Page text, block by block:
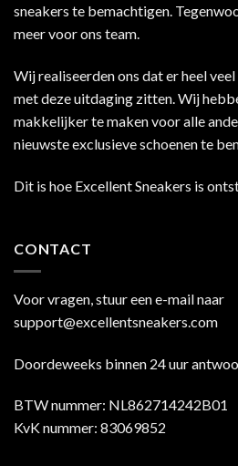
sneakers te bemachtigen.
meer voor ons team.
Wij realiseerden ons dat er heel veel
met deze uitdaging zitten. Wij
makkelijker te maken voor alle
nieuwste exclusieve schoenen te
Dit is hoe Excellent Sneakers is
CONTACT
Voor vragen, stuur een e-mail naar
support@excellentsneakers.com
Doordeweeks binnen 24 uur
BTW nummer: NL862714242B01
KvK nummer: 83069852